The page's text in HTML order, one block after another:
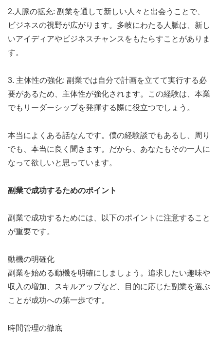
2.人脈の拡充: 副業を通して新しい人々と出会うことで、
ビジネスの視野が広がります。多岐にわたる人脈は、新し
いアイディアやビジネスチャンスをもたらすことがありま
す。
3. 主体性の強化: 副業では自分で計画を立てて実行する必
要があるため、主体性が強化されます。この経験は、本業
でもリーダーシップを発揮する際に役立つでしょう。
本当によくある話なんです。僕の経験談でもあるし、周り
でも、本当に良く聞きます。だから、あなたもその一人に
なって欲しいと思っています。
副業で成功するためのポイント
副業で成功するためには、以下のポイントに注意すること
が重要です。
動機の明確化
副業を始める動機を明確にしましょう。追求したい趣味や
収入の増加、スキルアップなど、目的に応じた副業を選ぶ
ことが成功への第一歩です。
時間管理の徹底